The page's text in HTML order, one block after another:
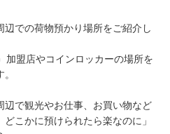
カーの位置を見る
での荷物預かり場所をご紹介し
盟店やコインロッカーの場所を
で観光やお仕事、お買い物など
こかに預けられたら楽なのに」